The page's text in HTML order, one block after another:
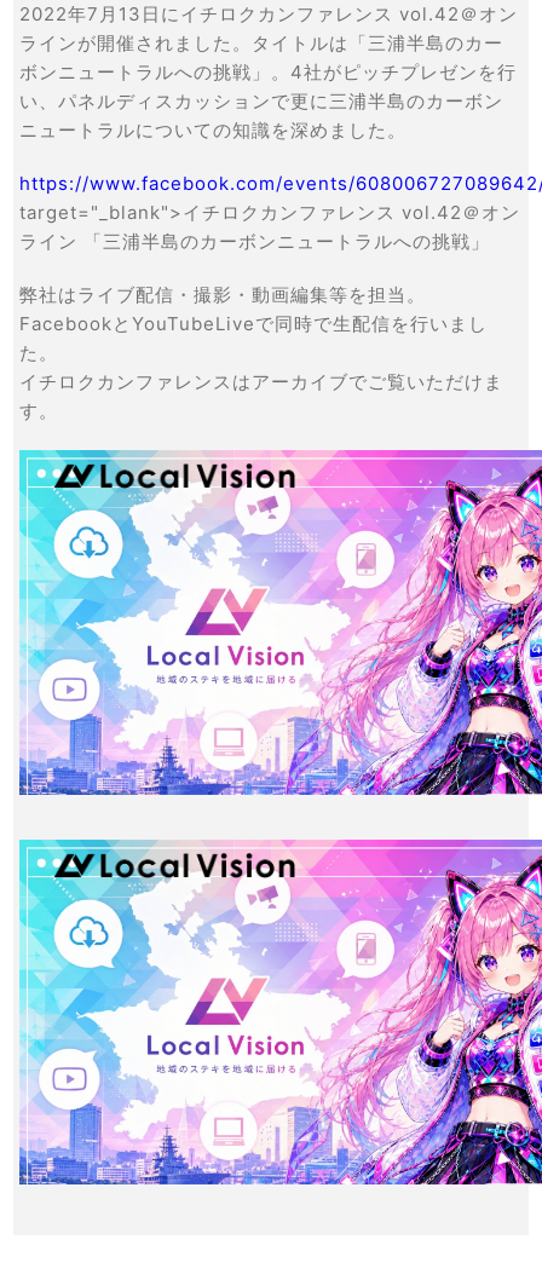
2022年7月13日にイチロクカンファレンス vol.42＠オン
ラインが開催されました。タイトルは「三浦半島のカー
ボンニュートラルへの挑戦」。4社がピッチプレゼンを行
い、パネルディスカッションで更に三浦半島のカーボン
ニュートラルについての知識を深めました。
https://www.facebook.com/events/
target="_blank">イチロクカンファレンス vol.42＠オン
ライン 「三浦半島のカーボンニュートラルへの挑戦」
弊社はライブ配信・撮影・動画編集等を担当。
FacebookとYouTubeLiveで同時で生配信を行いまし
た。
イチロクカンファレンスはアーカイブでご覧いただけま
す。